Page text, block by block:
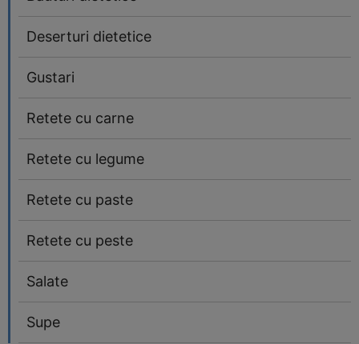
Deserturi dietetice
Gustari
Retete cu carne
Retete cu legume
Retete cu paste
Retete cu peste
Salate
Supe